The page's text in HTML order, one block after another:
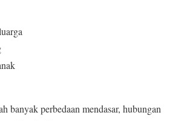
banyak perbedaan mendasar, hubungan